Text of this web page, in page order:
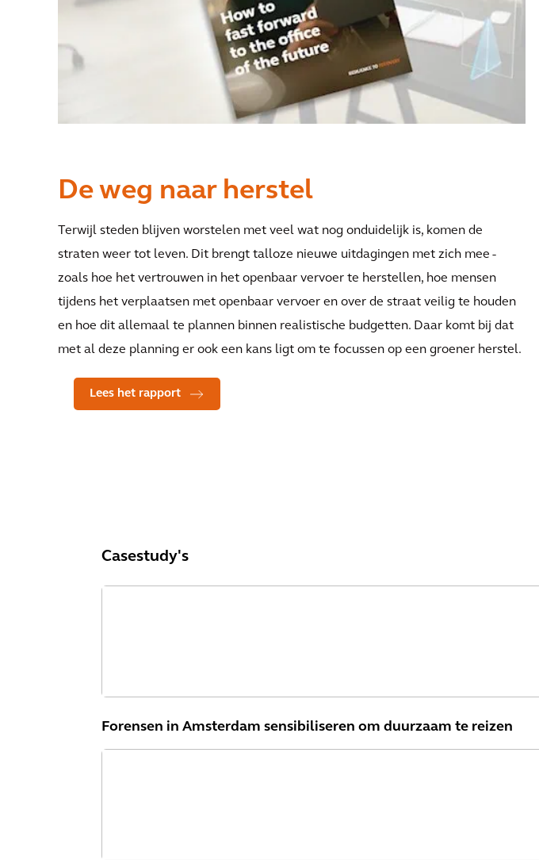
De weg naar herstel
Terwijl steden blijven worstelen met veel wat nog onduidelijk is, komen de
straten weer tot leven. Dit brengt talloze nieuwe uitdagingen met zich mee -
zoals hoe het vertrouwen in het openbaar vervoer te herstellen, hoe mensen
tijdens het verplaatsen met openbaar vervoer en over de straat veilig te houden
en hoe dit allemaal te plannen binnen realistische budgetten. Daar komt bij dat
met al deze planning er ook een kans ligt om te focussen op een groener herstel.
Lees het rapport
Casestudy's
Forensen in Amsterdam sensibiliseren om duurzaam te reizen